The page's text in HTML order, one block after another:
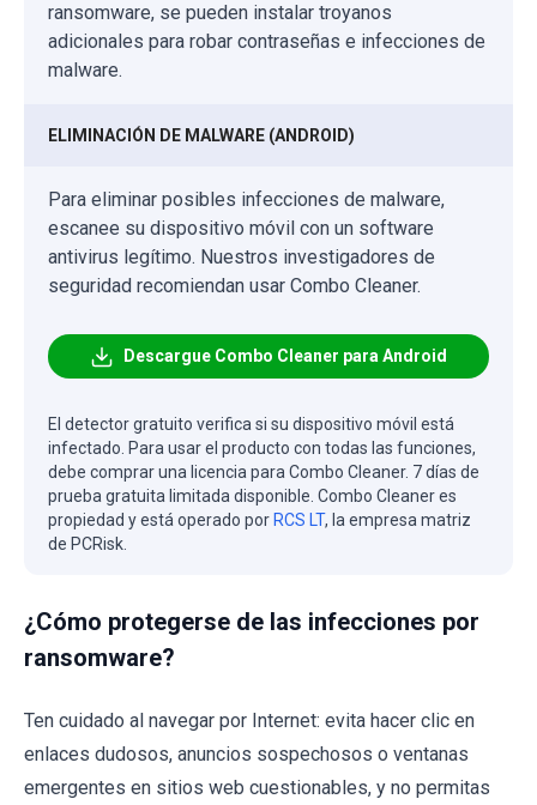
ransomware, se pueden instalar troyanos
adicionales para robar contraseñas e infecciones de
malware.
ELIMINACIÓN DE MALWARE (ANDROID)
Para eliminar posibles infecciones de malware,
escanee su dispositivo móvil con un software
antivirus legítimo. Nuestros investigadores de
seguridad recomiendan usar Combo Cleaner.
Descargue Combo Cleaner para Android
El detector gratuito verifica si su dispositivo móvil está
infectado. Para usar el producto con todas las funciones,
debe comprar una licencia para Combo Cleaner. 7 días de
prueba gratuita limitada disponible. Combo Cleaner es
propiedad y está operado por RCS LT, la empresa matriz
de PCRisk.
¿Cómo protegerse de las infecciones por
ransomware?
Ten cuidado al navegar por Internet: evita hacer clic en
enlaces dudosos, anuncios sospechosos o ventanas
emergentes en sitios web cuestionables, y no permitas